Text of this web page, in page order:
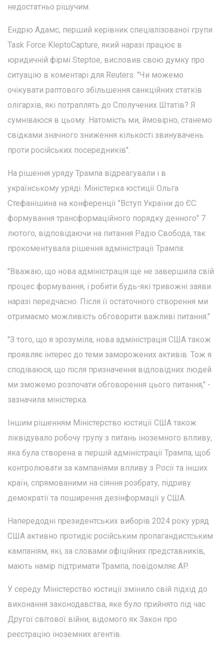
недостатньо рішучим.
Ендрю Адамс, перший керівник спеціалізованої групи
Task Force KleptoCapture, який наразі працює в
юридичній фірмі Steptoe, висловив свою думку про
ситуацію в коментарі для Reuters: "Чи можемо
очікувати раптового збільшення санкційних статків
олігархів, які потраплять до Сполучених Штатів? Я
сумніваюся в цьому. Натомість ми, ймовірно, станемо
свідками значного зниження кількості звинувачень
проти російських посередників".
На рішення уряду Трампа відреагували і в
українському уряді. Міністерка юстиції Ольга
Стефанішина на конференції "Вступ України до ЄС:
формування трансформаційного порядку денного" 7
лютого, відповідаючи на питання Радіо Свобода, так
прокоментувала рішення адміністрації Трампа:
"Вважаю, що нова адміністрація ще не завершила свій
процес формування, і робити будь-які тривожні заяви
наразі передчасно. Після її остаточного створення ми
отримаємо можливість обговорити важливі питання."
"З того, що я зрозуміла, нова адміністрація США також
проявляє інтерес до теми заморожених активів. Тож я
сподіваюся, що після призначення відповідних людей
ми зможемо розпочати обговорення цього питання," -
зазначила міністерка.
Іншим рішенням Міністерство юстиції США також
ліквідувало робочу групу з питань іноземного впливу,
яка була створена в першій адміністрації Трампа, щоб
контролювати за кампаніями впливу з Росії та інших
країн, спрямованими на сіяння розбрату, підриву
демократії та поширення дезінформації у США.
Напередодні президентських виборів 2024 року уряд
США активно протидіє російським пропагандистським
кампаніям, які, за словами офіційних представників,
мають намір підтримати Трампа, повідомляє AP.
У середу Міністерство юстиції змінило свій підхід до
виконання законодавства, яке було прийнято під час
Другої світової війни, відомого як Закон про
реєстрацію іноземних агентів.